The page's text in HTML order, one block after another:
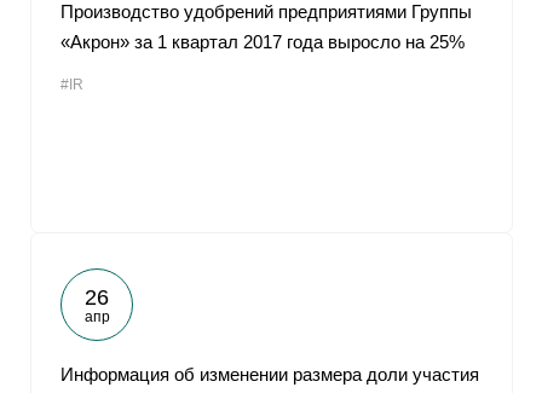
Производство удобрений предприятиями Группы
«Акрон» за 1 квартал 2017 года выросло на 25%
#IR
26
апр
Информация об изменении размера доли участия